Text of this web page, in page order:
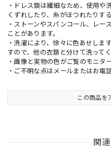
・ドレス類は繊細なため、使用や
くずれしたり、糸がほつれたりす
・ストーンやスパンコール、レー
ことがあります。
・洗濯により、徐々に色あせしま
すので、他の衣類と分けて洗ってく
・画像と実物の色がご覧のモニタ
・ご不明な点はメールまたはお電
この商品を
関